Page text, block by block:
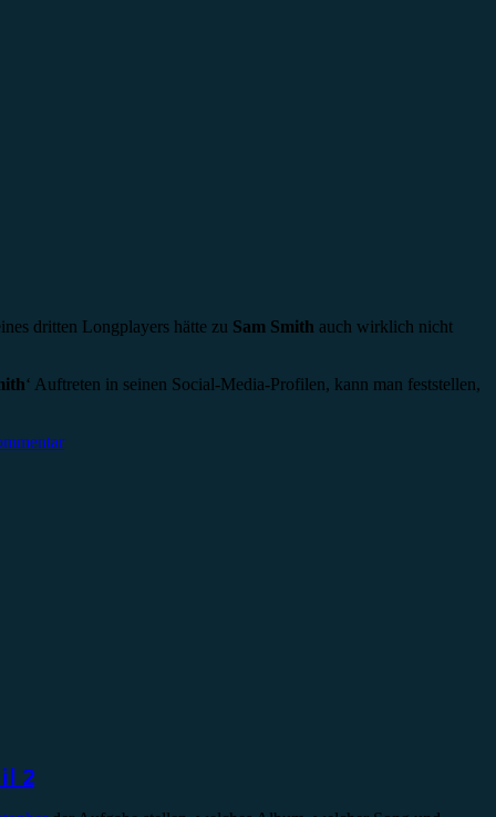
dritten Longplayers hätte zu Sam Smith auch wirklich nicht
‘ Auftreten in seinen Social-Media-Profilen, kann man feststellen,
2